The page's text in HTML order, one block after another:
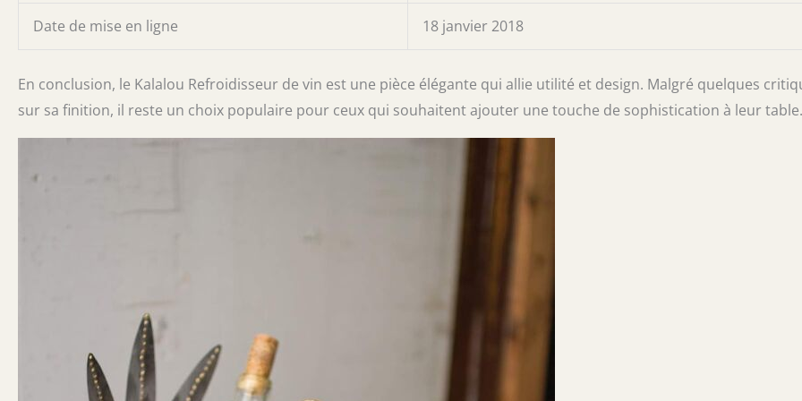
Date de mise en ligne 18 janvier 2018
En conclusion, le Kalalou Refroidisseur de vin est une pièce élégante qui allie utilité et design. Malgré quelques
sur sa finition, il reste un choix populaire pour ceux qui souhaitent ajouter une touche de sophistication à leur table.